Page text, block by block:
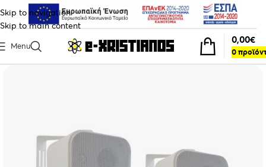
Skip to navigation
Skip to main content
Menu
0
0,00€